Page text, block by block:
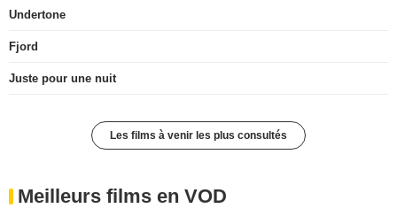
Undertone
Fjord
Juste pour une nuit
Les films à venir les plus consultés
Meilleurs films en VOD